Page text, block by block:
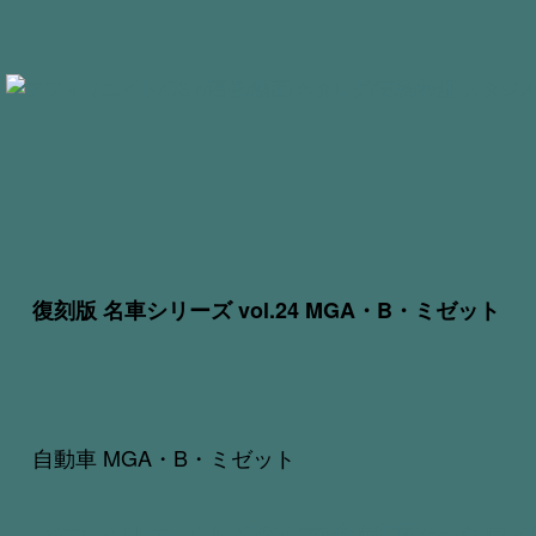
復刻版 名車シリーズ vol.24 MGA・B・ミゼット
自動車 MGA・B・ミゼット